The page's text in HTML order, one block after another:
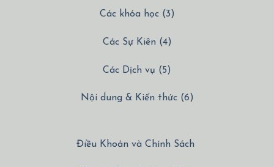
Các khóa học (3)
Các Sự Kiên (4)
Các Dịch vụ (5)
Nội dung & Kiến thức (6)
Điều Khoản và Chính Sách